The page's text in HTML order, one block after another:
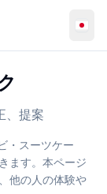
、提案
・スーツケー
ます。本ページ
他の人の体験や